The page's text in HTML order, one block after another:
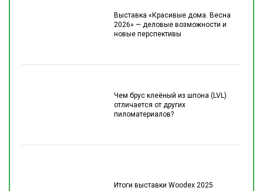
Выставка «Красивые дома. Весна
2026» — деловые возможности и
новые перспективы
Чем брус клеёный из шпона (LVL)
отличается от других
пиломатериалов?
Итоги выставки Woodex 2025